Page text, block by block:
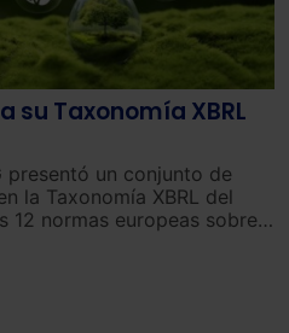
su Taxonomía XBRL
presentó un conjunto de
la Taxonomía XBRL del
12 normas europeas sobre